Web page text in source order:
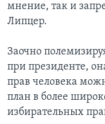
мнение, так и
Липцер.
Заочно
при президенте,
прав человека
план в более
избирательных